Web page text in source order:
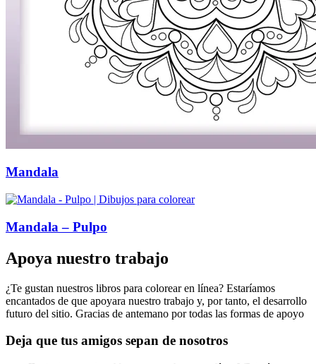
Mandala
Mandala – Pulpo
Apoya nuestro trabajo
¿Te gustan nuestros libros para colorear en línea? Estaríamos
encantados de que apoyara nuestro trabajo y, por tanto, el desarrollo
futuro del sitio. Gracias de antemano por todas las formas de apoyo
Deja que tus amigos sepan de nosotros